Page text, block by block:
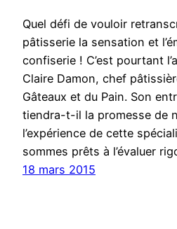
Quel défi de vouloir
pâtisserie la sensation et
confiserie ! C’est pourtant
Claire Damon, chef
Gâteaux et du Pain. Son
tiendra-t-il la promesse de
l’expérience de cette
sommes prêts à l’évaluer
18 mars 2015